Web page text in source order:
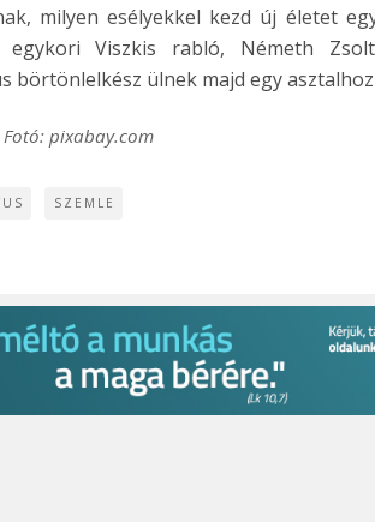
milyen esélyekkel kezd új életet
Viszkis rabló, Németh
börtönlelkész ülnek majd egy asztalhoz
pixabay.com
SZEMLE